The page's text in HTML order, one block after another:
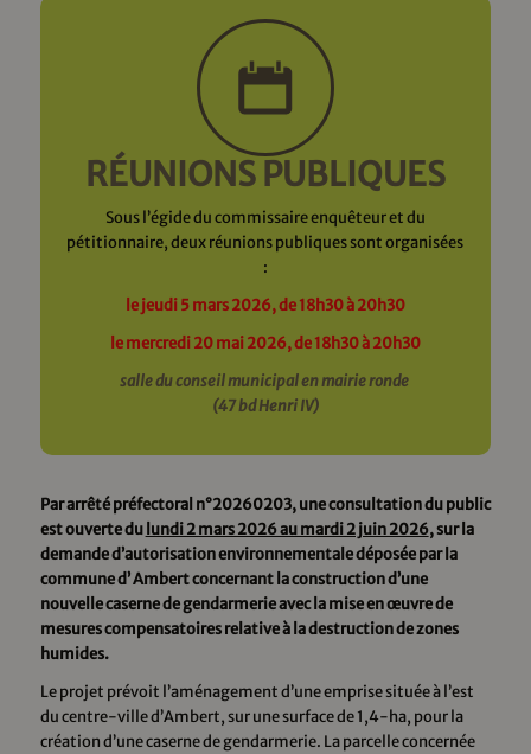
RÉUNIONS PUBLIQUES
Sous l’égide du commissaire enquêteur et du
pétitionnaire, deux réunions publiques sont organisées
:
le jeudi 5 mars 2026, de 18h30 à 20h30
le mercredi 20 mai 2026, de 18h30 à 20h30
salle du conseil municipal en mairie ronde
(47 bd Henri IV)
Par arrêté préfectoral n°20260203, une consultation du public
est ouverte du lundi 2 mars 2026 au mardi 2 juin 2026, sur la
demande d’autorisation environnementale déposée par la
commune d’ Ambert concernant la construction d’une
nouvelle caserne de gendarmerie avec la mise en œuvre de
mesures compensatoires relative à la destruction de zones
humides.
Le projet prévoit l’aménagement d’une emprise située à l’est
du centre-ville d’Ambert, sur une surface de 1,4-ha, pour la
création d’une caserne de gendarmerie. La parcelle concernée